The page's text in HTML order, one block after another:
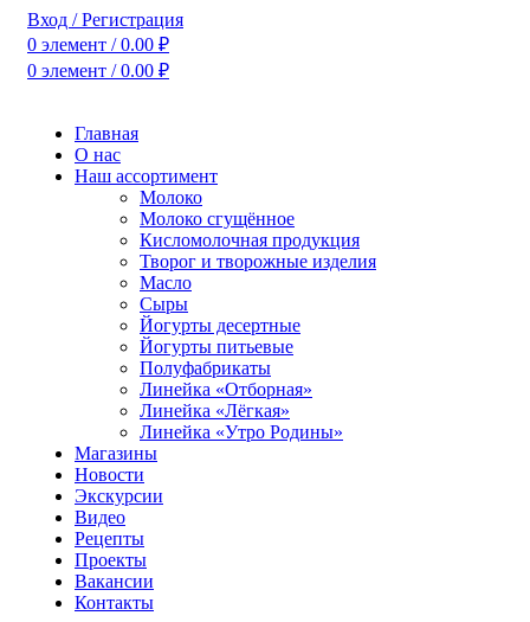
Вход / Регистрация
0 элемент / 0.00 ₽
0 элемент / 0.00 ₽
Главная
О нас
Наш ассортимент
Молоко
Молоко сгущённое
Кисломолочная продукция
Творог и творожные изделия
Масло
Сыры
Йогурты десертные
Йогурты питьевые
Полуфабрикаты
Линейка «Отборная»
Линейка «Лёгкая»
Линейка «Утро Родины»
Магазины
Новости
Экскурсии
Видео
Рецепты
Проекты
Вакансии
Контакты